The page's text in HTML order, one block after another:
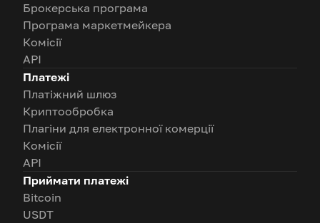
Брокерська програма
Програма маркетмейкера
Комісії
API
Платежі
Платіжний шлюз
Криптообробка
Плагіни для електронної комерції
Комісії
API
Приймати платежі
Bitcoin
USDT